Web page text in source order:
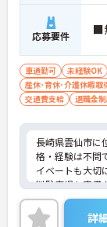
応募要件 ■
車通勤可 未経験OK
産休･育休･介護休暇取
交通費支給
退職金
長崎県雲仙市に
格・経験は不問
イベートも大切
料駐車場も完備
ご興味をお持ち
い。
詳